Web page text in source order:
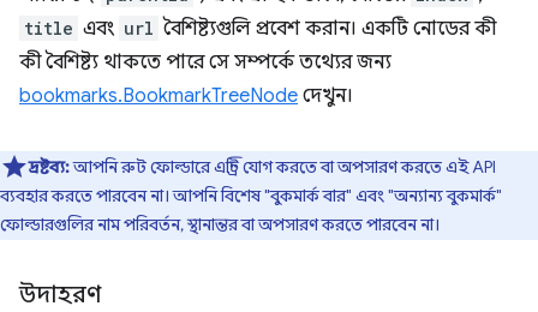
title এবং url বৈশিষ্ট্যগুলি প্রবেশ করান। একটি নোডের কী
কী বৈশিষ্ট্য থাকতে পারে সে সম্পর্কে তথ্যের জন্য
bookmarks.BookmarkTreeNode দেখুন।
দ্রষ্টব্য:আপনি রুট ফোল্ডারে এন্ট্রি যোগ করতে বা অপসারণ করতে এই API
ব্যবহার করতে পারবেন না। আপনি বিশেষ "বুকমার্ক বার" এবং "অন্যান্য বুকমার্ক"
ফোল্ডারগুলির নাম পরিবর্তন, স্থানান্তর বা অপসারণ করতে পারবেন না।
উদাহরণ